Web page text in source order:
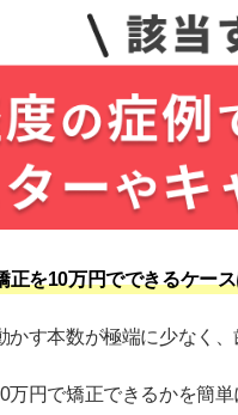
実際の症例写真が公開されて
び」が具体的に説明されてい
ポート体制があるか
円」という広告が存在す
を対象にしているため
ているケースが多いため
関するよくある質問（
はいくらですか？
正を10万円でできるケー
かす本数が極端に少なく
万円で矯正できるかを簡単